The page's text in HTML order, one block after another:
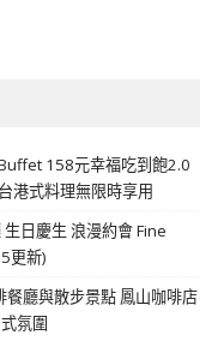
158元幸福吃到飽2.0
港式料理無限時享用
日慶生 浪漫約會 Fine
更新)
廳與散步景點 鳳山咖啡店
氛圍